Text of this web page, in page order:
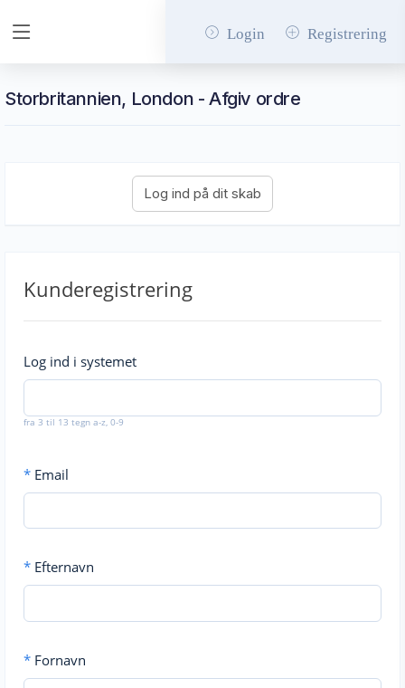
Login Registrering
Storbritannien, London - Afgiv ordre
Kunderegistrering
Log ind i systemet
fra 3 til 13 tegn a-z, 0-9
* Email
* Efternavn
* Fornavn